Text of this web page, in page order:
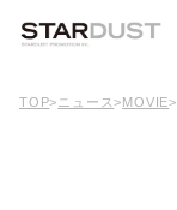
TOP> ニュース>MOVIE>